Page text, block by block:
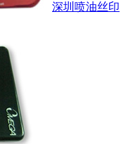
深圳喷油丝印